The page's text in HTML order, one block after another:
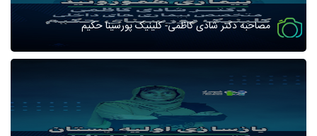
مصاحبه دکتر شادی کاظمی- کلینیک پورسینا حکیم